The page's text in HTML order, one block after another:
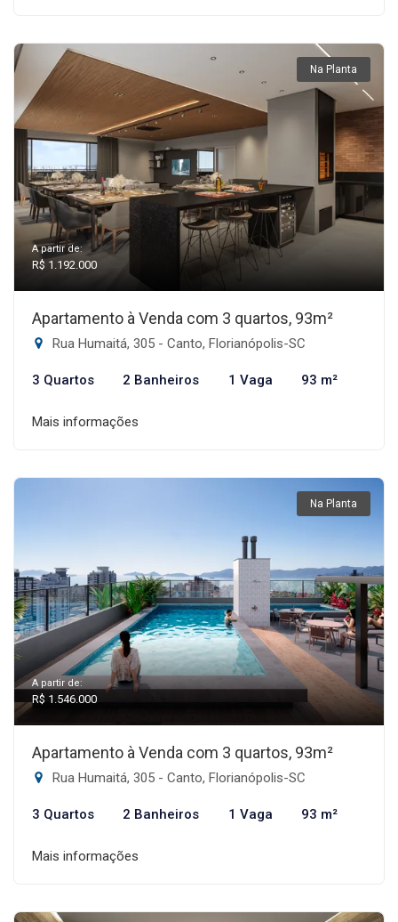
Na Planta
A partir de:
R$ 1.192.000
Apartamento à Venda com 3 quartos, 93m²
Rua Humaitá, 305 - Canto, Florianópolis-SC
3 Quartos 2 Banheiros 1 Vaga 93 m²
Mais informações
Na Planta
A partir de:
R$ 1.546.000
Apartamento à Venda com 3 quartos, 93m²
Rua Humaitá, 305 - Canto, Florianópolis-SC
3 Quartos 2 Banheiros 1 Vaga 93 m²
Mais informações